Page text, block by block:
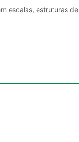
escalas, estruturas